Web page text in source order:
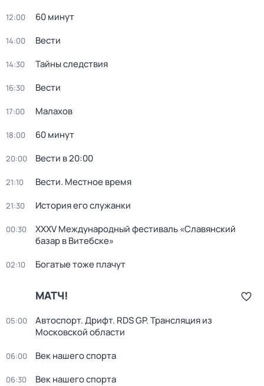
12:00 60 минут
14:00 Вести
14:30 Тайны следствия
16:30 Вести
17:00 Малахов
18:00 60 минут
20:00 Вести в 20:00
21:10 Вести. Местное время
21:30 История его служанки
00:30
XXXV Международный фестиваль «Славянский
базар в Витебске»
02:10 Богатые тоже плачут
МАТЧ!
05:00
Автоспорт. Дрифт. RDS GP. Трансляция из
Московской области
06:00 Век нашего спорта
06:30 Век нашего спорта